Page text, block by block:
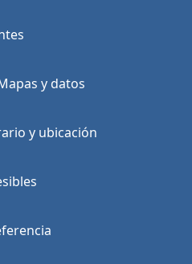
y datos
y ubicación